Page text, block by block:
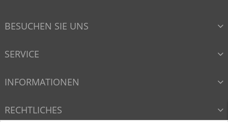
BESUCHEN SIE UNS
SERVICE
INFORMATIONEN
RECHTLICHES